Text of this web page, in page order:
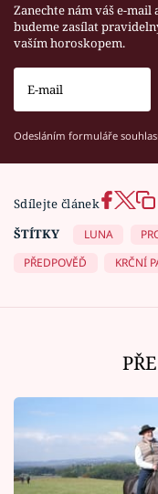
Zanechte nám váš e-mail
budeme zasílat
vaším horoskopem.
Odesláním formuláře
Sdílejte článek
ŠTÍTKY
LUNA
PŘEDPOVĚĎ
KRČNÍ